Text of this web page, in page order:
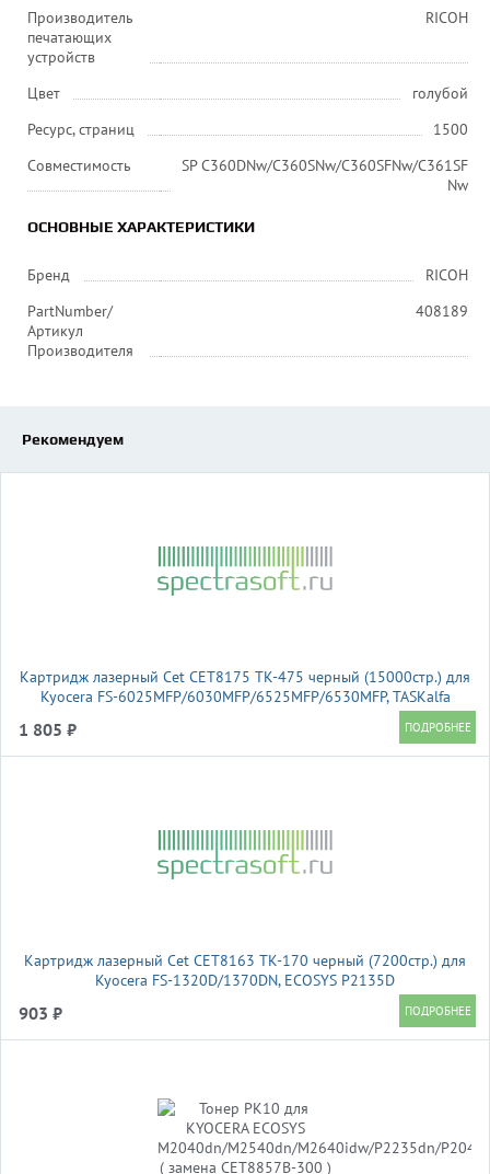
Производитель
печатающих
устройств
RICOH
Цвет
голубой
Ресурс, страниц
1500
Совместимость
SP C360DNw/C360SNw/C360SFNw/C361SF
Nw
ОСНОВНЫЕ ХАРАКТЕРИСТИКИ
Бренд
RICOH
PartNumber/
Артикул
Производителя
408189
Рекомендуем
Картридж лазерный Cet CET8175 TK-475 черный (15000стр.) для
Kyocera FS-6025MFP/6030MFP/6525MFP/6530MFP, TASKalfa
1 805 ₽
Картридж лазерный Cet CET8163 TK-170 черный (7200стр.) для
Kyocera FS-1320D/1370DN, ECOSYS P2135D
903 ₽